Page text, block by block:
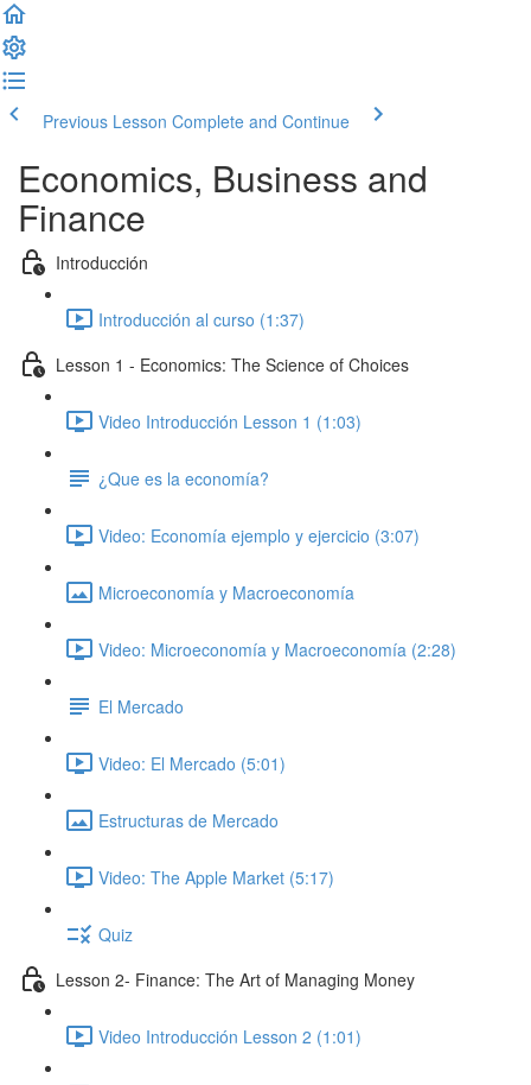
Previous Lesson Complete and Continue
Economics, Business and
Finance
Introducción
Introducción al curso (1:37)
Lesson 1 - Economics: The Science of Choices
Video Introducción Lesson 1 (1:03)
¿Que es la economía?
Video: Economía ejemplo y ejercicio (3:07)
Microeconomía y Macroeconomía
Video: Microeconomía y Macroeconomía (2:28)
El Mercado
Video: El Mercado (5:01)
Estructuras de Mercado
Video: The Apple Market (5:17)
Quiz
Lesson 2- Finance: The Art of Managing Money
Video Introducción Lesson 2 (1:01)